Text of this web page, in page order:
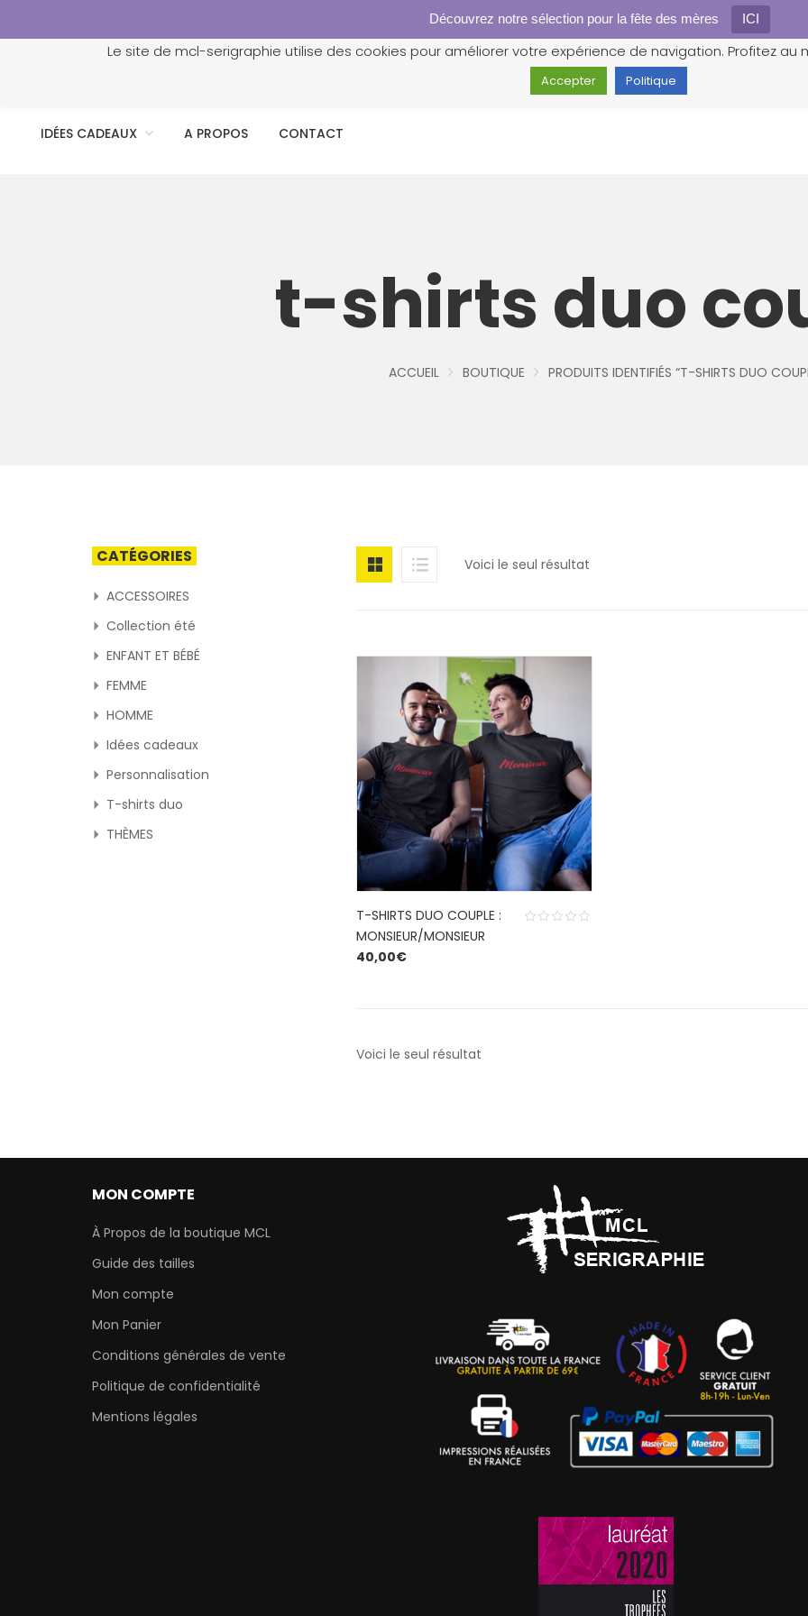
Découvrez notre sélection pour la fête des mères ICI
IDÉES CADEAUX A PROPOS CONTACT
t-shirts duo
ACCUEIL BOUTIQUE PRODUITS IDENTIFIÉS “T-SHIRTS DUO
CATÉGORIES
ACCESSOIRES
Collection été
ENFANT ET BÉBÉ
FEMME
HOMME
Idées cadeaux
Personnalisation
T-shirts duo
THÈMES
Voici le seul résultat
T-SHIRTS DUO COUPLE :
MONSIEUR/MONSIEUR
40,00€
Voici le seul résultat
Gestion des cookies
Le site de mcl-serigraphie utilise des cookies pour améliorer votre expérience de navigation. Profitez
Accepter Politique
MON COMPTE
À Propos de la boutique MCL
Guide des tailles
Mon compte
Mon Panier
Conditions générales de vente
Politique de confidentialité
Mentions légales